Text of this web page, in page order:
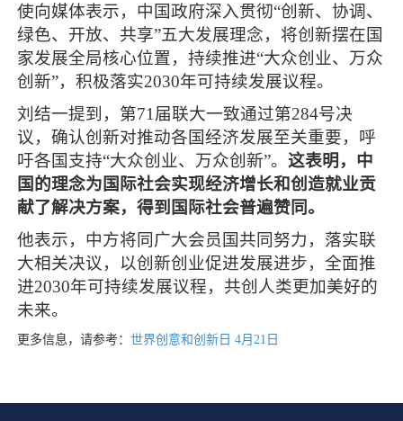
使向媒体表示，中国政府深入贯彻“创新、协调、
绿色、开放、共享”五大发展理念，将创新摆在国
家发展全局核心位置，持续推进“大众创业、万众
创新”，积极落实2030年可持续发展议程。
刘结一提到，第71届联大一致通过第284号决
议，确认创新对推动各国经济发展至关重要，呼
吁各国支持“大众创业、万众创新”。 这表明，中
国的理念为国际社会实现经济增长和创造就业贡
献了解决方案，得到国际社会普遍赞同。
他表示，中方将同广大会员国共同努力，落实联
大相关决议，以创新创业促进发展进步，全面推
进2030年可持续发展议程，共创人类更加美好的
未来。
更多信息，请参考： 世界创意和创新日 4月21日